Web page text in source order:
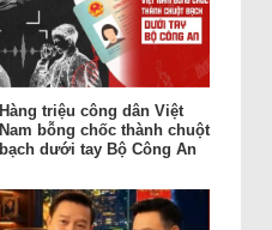
Hàng triệu công dân Việt
Nam bỗng chốc thành chuột
bạch dưới tay Bộ Công An